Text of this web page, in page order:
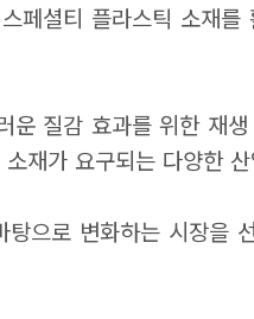
페셜티 플라스틱 소재
질감 효과를 위한 재
재가 요구되는 다양한
으로 변화하는 시장을